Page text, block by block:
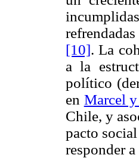
[10]. La
a la
político
en Marcel
Chile, y
pacto social
responder